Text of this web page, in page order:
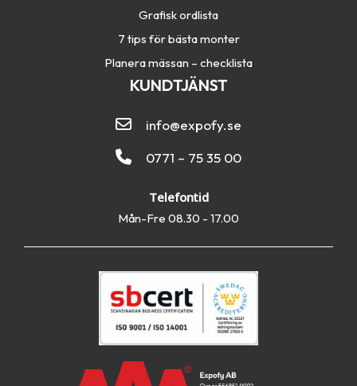
Grafisk ordlista
7 tips för bästa monter
Planera mässan – checklista
KUNDTJÄNST
info@expofy.se
0771 – 75 35 00
Telefontid
Mån-Fre 08.30 - 17.00